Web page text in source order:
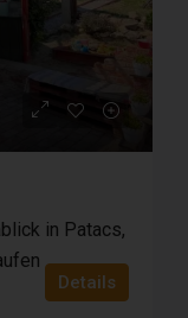
in Patacs,
Details